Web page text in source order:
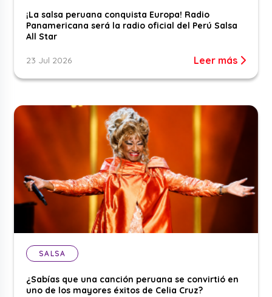
¡La salsa peruana conquista Europa! Radio
Panamericana será la radio oficial del Perú Salsa
All Star
23 Jul 2026 Leer más
SALSA
¿Sabías que una canción peruana se convirtió en
uno de los mayores éxitos de Celia Cruz?